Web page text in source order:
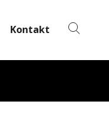
Kontakt